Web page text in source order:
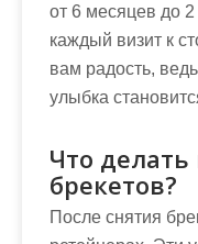
от 6 месяцев до
каждый визит к
вам радость,
улыбка
Что делать
брекетов?
После снятия